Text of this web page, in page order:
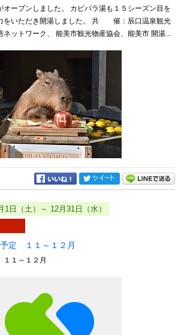
オープンしました。 カピバラ湯も１５シーズン目を
をいただき開湯しました。 共 催：辰口温泉観光
ットワーク、 能美市観光物産協会、能美市 開湯...
1日（土）～ 12月31日（水）
予定 １１～１２月
１～１２月